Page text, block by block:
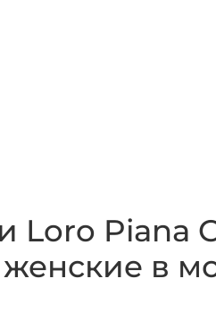
Loro Piana
в